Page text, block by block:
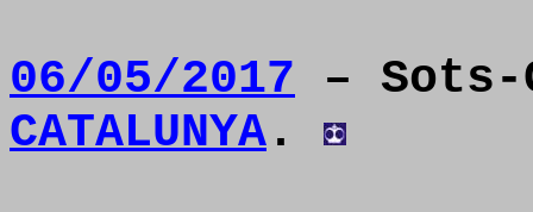
06/05/2017 – Sots-
CATALUNYA .